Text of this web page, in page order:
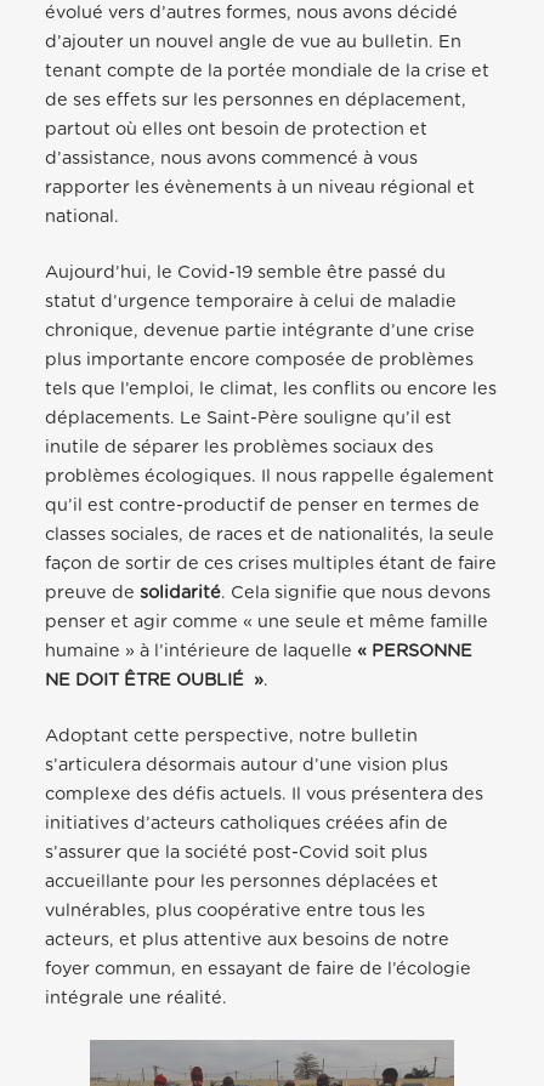
évolué vers d’autres formes, nous avons décidé
d’ajouter un nouvel angle de vue au bulletin. En
tenant compte de la portée mondiale de la crise et
de ses effets sur les personnes en déplacement,
partout où elles ont besoin de protection et
d’assistance, nous avons commencé à vous
rapporter les évènements à un niveau régional et
national.
Aujourd’hui, le Covid-19 semble être passé du
statut d’urgence temporaire à celui de maladie
chronique, devenue partie intégrante d’une crise
plus importante encore composée de problèmes
tels que l’emploi, le climat, les conflits ou encore les
déplacements. Le Saint-Père souligne qu’il est
inutile de séparer les problèmes sociaux des
problèmes écologiques. Il nous rappelle également
qu’il est contre-productif de penser en termes de
classes sociales, de races et de nationalités, la seule
façon de sortir de ces crises multiples étant de faire
preuve desolidarité. Cela signifie que nous devons
penser et agir comme « une seule et même famille
humaine » à l’intérieure de laquelle « PERSONNE
NE DOIT ÊTRE OUBLIÉ ».
Adoptant cette perspective, notre bulletin
s’articulera désormais autour d’une vision plus
complexe des défis actuels. Il vous présentera des
initiatives d’acteurs catholiques créées afin de
s’assurer que la société post-Covid soit plus
accueillante pour les personnes déplacées et
vulnérables, plus coopérative entre tous les
acteurs, et plus attentive aux besoins de notre
foyer commun, en essayant de faire de l’écologie
intégrale une réalité.